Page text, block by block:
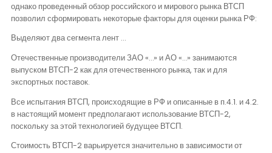
однако проведенный обзор российского и мирового рынка ВТСП
позволил сформировать некоторые факторы для оценки рынка РФ:
Выделяют два сегмента лент …
Отечественные производители ЗАО «…» и АО «…» занимаются
выпуском ВТСП-2 как для отечественного рынка, так и для
экспортных поставок.
Все испытания ВТСП, происходящие в РФ и описанные в п.4.1. и 4.2.
в настоящий момент предполагают использование ВТСП-2,
поскольку за этой технологией будущее ВТСП.
Стоимость ВТСП-2 варьируется значительно в зависимости от